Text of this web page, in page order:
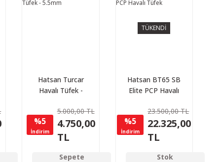
Hatsan Turcar
Havalı Tüfek -
%5
İndirim
5.000,00 TL
4.750,00
TL
Sepete
TÜKENDİ
Hatsan BT65 SB
Elite PCP Havalı
%5
İndirim
23.500,00 TL
22.325,00
TL
Stok